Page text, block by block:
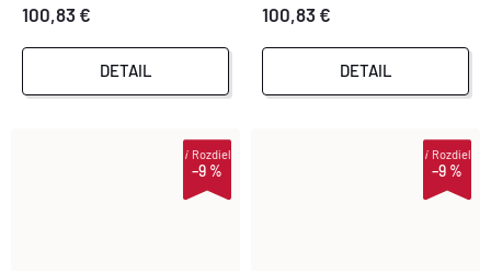
100,83 €
DETAIL
100,83 €
DETAIL
–9 %
iRozdiel
–9 %
iRozdiel